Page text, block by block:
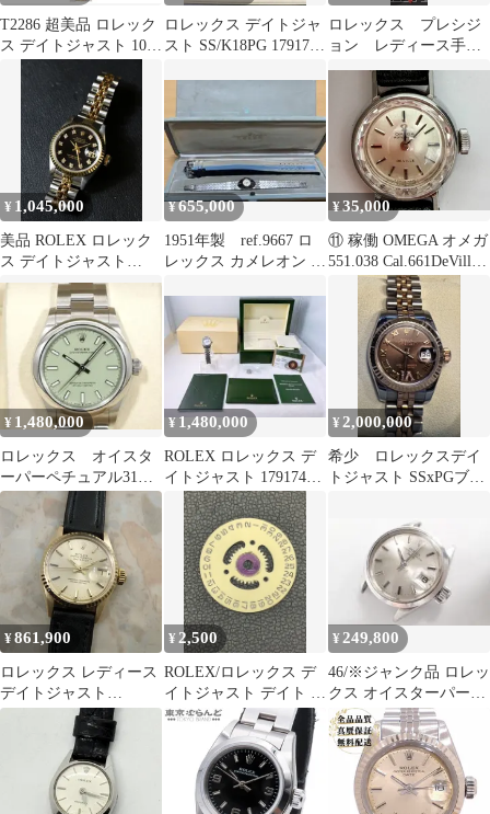
T2286 超美品 ロレック
ス デイトジャスト 10P
ロレックス デイトジャ
スト SS/K18PG 179173
ロレックス プレシジ
ョン レディース手巻
¥ 1,045,000
美品 ROLEX ロレック
ス デイトジャスト
69173G 腕時計 自動巻
き 10Pダイヤ K18 イエ
ローゴールド ブラック
¥655,000
1951年製 ref.9667 ロ
レックス カメレオン エ
¥35,000
⑪ 稼働 OMEGA オメガ
551.038 Cal.661DeVille
デビル Cal. 石 . カット
ガラス シルバー SS ス
テンレス レディース 自
動巻き
¥ 1,480,000
ロレックス オイスタ
ーパーペチュアル31mm
Ref.277200 ピスタチオ
¥ 1,480,000
ROLEX ロレックス デ
イトジャスト 179174G
SSxWG 自動巻
¥2,000,000
希少 ロレックスデイ
トジャスト SSxPGブラ
¥861,900
ロレックス レディース
デイトジャスト
Ref.6517 金無垢 希少 ギ
ャランティ付き
ROLEX YG ヴィンテー
ジ DATEJUST 1968年
18K イエローゴールド
¥2,500
ROLEX/ロレックス デ
イトジャスト デイト デ
ィスク カレンダー
¥249,800
46/※ジャンク品 ロレッ
クス オイスターパーペ
チュアルデイト 6516 腕
時計